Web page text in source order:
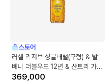
스토어
러셀 리저브 싱글배럴(구형) & 발
베니 더블우드 12년 & 산토리 가쿠
빈
369,000